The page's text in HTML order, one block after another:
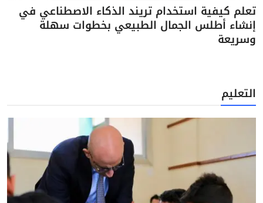
تعلم كيفية استخدام تريند الذكاء الاصطناعي في
إنشاء أطلس الجمال الطبيعي بخطوات سهلة
وسريعة
التعليم